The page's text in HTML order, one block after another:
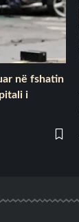
në fshatin
i